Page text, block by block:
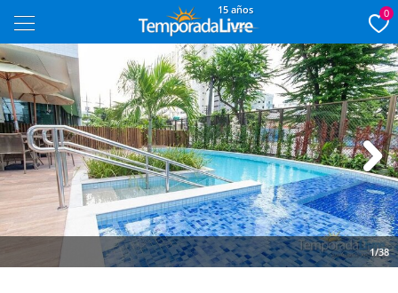
15 años 0
1/38
Next